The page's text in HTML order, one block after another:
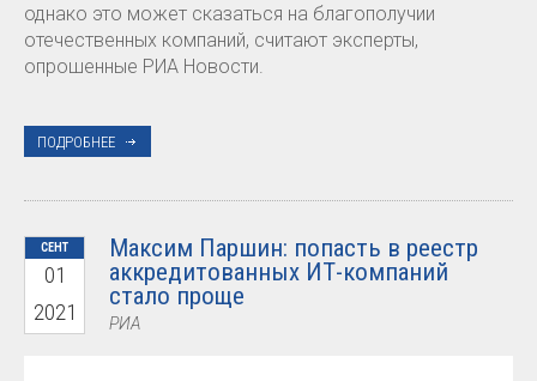
однако это может сказаться на благополучии
отечественных компаний, считают эксперты,
опрошенные РИА Новости.
ПОДРОБНЕЕ
СЕНТ
01
2021
Максим Паршин: попасть в реестр
аккредитованных ИТ-компаний
стало проще
РИА